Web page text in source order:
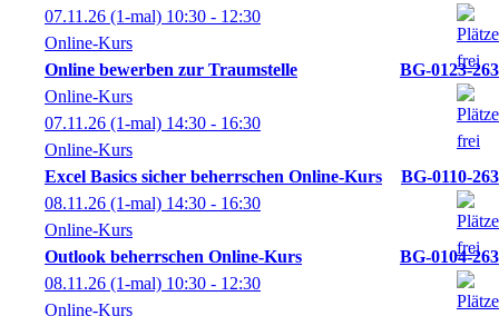
07.11.26 (1-mal) 10:30 - 12:30
Online-Kurs
Online bewerben zur Traumstelle
BG-0123-263
Online-Kurs
07.11.26 (1-mal) 14:30 - 16:30
Online-Kurs
Excel Basics sicher beherrschen Online-Kurs
BG-0110-263
08.11.26 (1-mal) 14:30 - 16:30
Online-Kurs
Outlook beherrschen Online-Kurs
BG-0104-263
08.11.26 (1-mal) 10:30 - 12:30
Online-Kurs